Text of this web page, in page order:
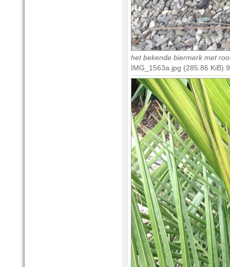
het bekende biermerk met
IMG_1563a.jpg (285.86 KiB)